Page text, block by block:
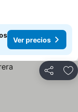
Ver precios
Compartir